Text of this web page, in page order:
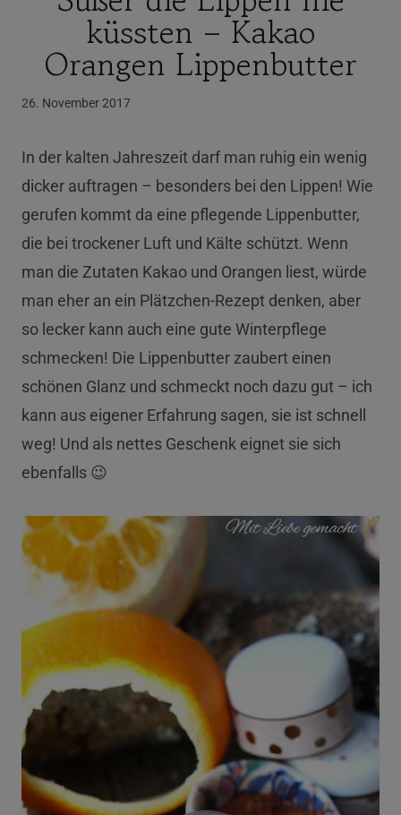
küssten – Kakao
Orangen Lippenbutter
26. November 2017
In der kalten Jahreszeit darf man ruhig ein wenig
dicker auftragen – besonders bei den Lippen! Wie
gerufen kommt da eine pflegende Lippenbutter,
die bei trockener Luft und Kälte schützt. Wenn
man die Zutaten Kakao und Orangen liest, würde
man eher an ein Plätzchen-Rezept denken, aber
so lecker kann auch eine gute Winterpflege
schmecken! Die Lippenbutter zaubert einen
schönen Glanz und schmeckt noch dazu gut – ich
kann aus eigener Erfahrung sagen, sie ist schnell
weg! Und als nettes Geschenk eignet sie sich
ebenfalls 😉